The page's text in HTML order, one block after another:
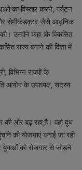
का विस्तार करने, पर्यटन
सेमीकंडक्टर जैसे आधुनिक
उन्होंने कहा कि विकसित
राज्य बनाने की दिशा में
विभिन्न राज्यों के
आयोग के उपाध्यक्ष, सदस्य
की ओर बढ़ रहा है। वहां दूध
की योजनाएं बनाई जा रही
युवाओं को रोजगार से जोड़ने